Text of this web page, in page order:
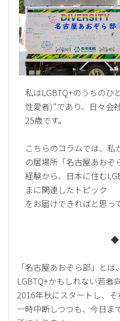
私はLGBTQ+のうちのひ
性愛者)"であり、日々会
25歳です。
こちらのコラムでは、私
の居場所「名古屋あおぞ
経験から、日本に住む
まに関連したトピック
をお届けできればと思っ
◆
「名古屋あおぞら部」と
LGBTQ+かもしれない若者
2016年秋にスタートし、
一時中断しつつも、今日ま